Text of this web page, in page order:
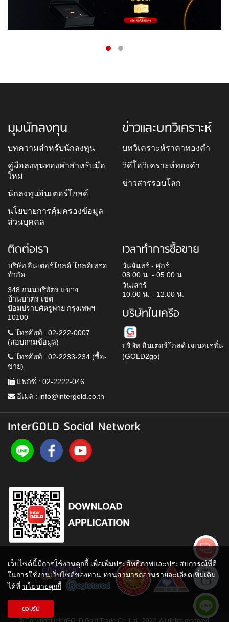
มุมนักลงทุน
บทความสำหรับนักลงทุน
คู่มือลงทุนทองคำสำหรับมือ
ใหม่
นักลงทุนอินเตอร์โกลด์
นโยบายการคุ้มครองข้อมูล
ส่วนบุคคล
ข่าวและบทวิเคราะห์
บทวิเคราะห์ราคาทองคำ
วิดีโอวิเคราะห์ทองคำ
ข่าวสารรอบโลก
ติดต่อเรา
บริษัท อินเตอร์โกลด์ โกลด์เทรด
จำกัด
348 ถนนบริพัตร แขวง
บ้านบาตร เขต
ป้อมปราบศัตรูพ่าย กรุงเทพฯ
10100
โทรศัพท์ : 02-222-0007
(สอบถามข้อมูล)
โทรศัพท์ : 02-2233-234 (ซื้อ-
ขาย)
แฟกซ์ : 02-2222-046
อีเมล : info@intergold.co.th
เวลาทำการซื้อขาย
วันจันทร์ - ศุกร์
08.00 น. - 05.00 น.
วันเสาร์
10.00 น. - 12.00 น.
บริษัทในเครือ
บริษัท อินเตอร์โกลด์ เจเนอเรชั่น
(GOLD2go)
InterGOLD Social Network
เว็บไซต์นี้มีการใช้งานคุกกี้ เพื่อเพิ่มประสิทธิภาพและประสบการณ์ที่ดี
ในการใช้งานเว็บไซต์ของท่าน ท่านสามารถอ่านรายละเอียดเพิ่มเติม
ได้ที่ นโยบายคุกกี้
ยอมรับ